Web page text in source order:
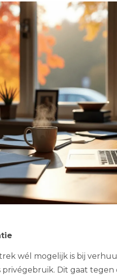
wél mogelijk is bij
privégebruik. Dit gaat